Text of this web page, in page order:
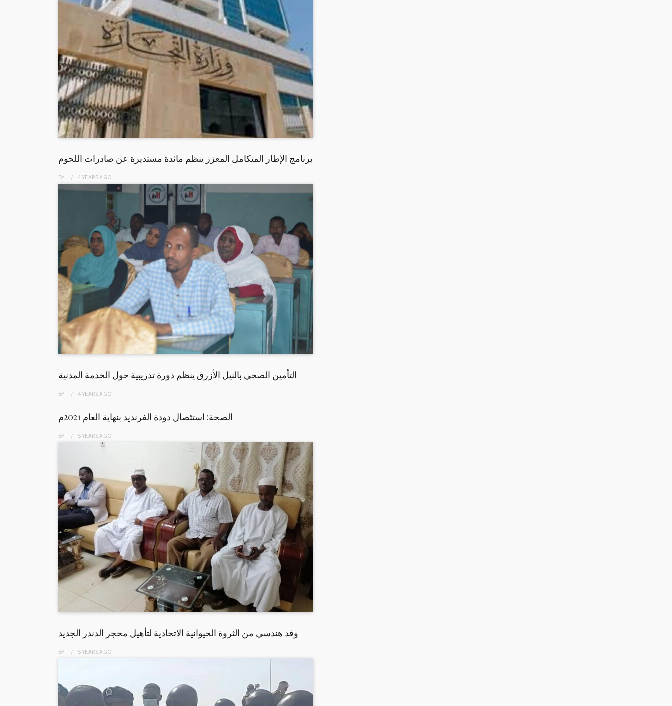
برنامج الإطار المتكامل المعزز ينظم مائدة مستديرة عن صادرات اللحوم
BY 4 YEARSAGO
التأمين الصحي بالنيل الأزرق ينظم دورة تدريبية حول الخدمة المدنية
BY 4 YEARSAGO
الصحة: استئصال دودة الفرنديد بنهاية العام 2021م
BY 5 YEARSAGO
وفد هندسي من الثروة الحيوانية الاتحادية لتأهيل محجر الدندر الجديد
BY 5 YEARSAGO